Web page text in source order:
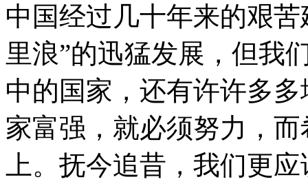
中国经过几十年来的艰
里浪”的迅猛发展，但我
中的国家，还有许许多
家富强，就必须努力，
上。抚今追昔，我们更